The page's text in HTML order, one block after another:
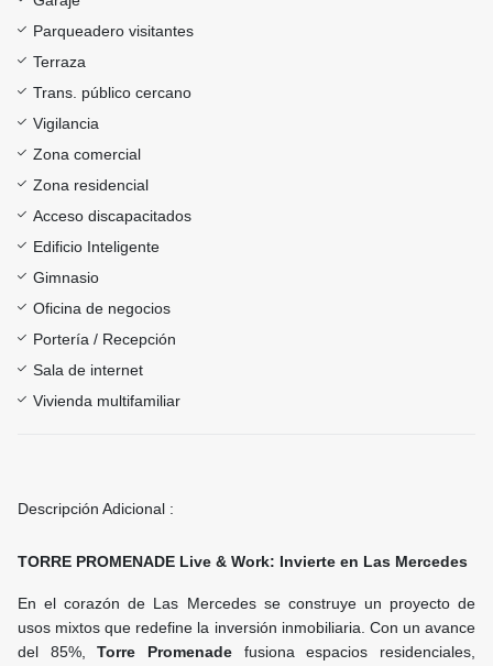
Parqueadero visitantes
Terraza
Trans. público cercano
Vigilancia
Zona comercial
Zona residencial
Acceso discapacitados
Edificio Inteligente
Gimnasio
Oficina de negocios
Portería / Recepción
Sala de internet
Vivienda multifamiliar
Descripción Adicional :
TORRE PROMENADE Live & Work: Invierte en Las Mercedes
En el corazón de Las Mercedes se construye un proyecto de
usos mixtos que redefine la inversión inmobiliaria. Con un avance
del 85%,Torre Promenade fusiona espacios residenciales,